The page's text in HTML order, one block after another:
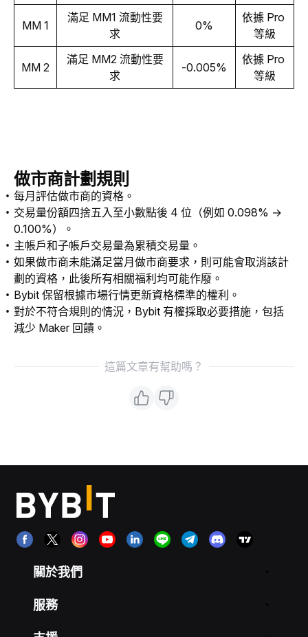
MM 1
滿足 MM1 流動性要
求
0%
依據 Pro
等級
MM 2
滿足 MM2 流動性要
求
-0.005%
依據 Pro
等級
做市商計劃規則
每月評估做市商的資格。
交易量份額四捨五入至小數點後 4 位（例如 0.098% →
0.100%）。
主帳戶和子帳戶交易量為累積交易量。
如果做市商未能滿足當月做市商要求，則可能會取消該計
劃的資格，此後所有相關福利均可能作廢。
Bybit 保留根據市場行情更新資格標準的權利。
對於不符合規則的情況，Bybit 有權採取必要措施，包括
減少 Maker 回饋。
這篇文章有幫助嗎？
關於我們
服務